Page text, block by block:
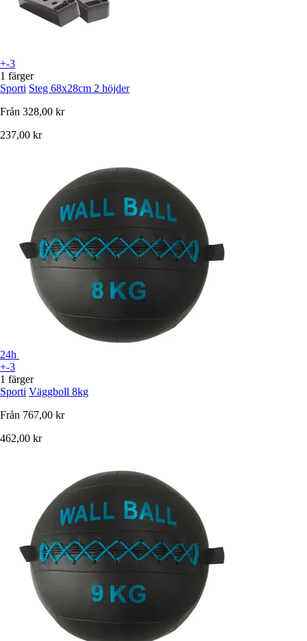
+-3
1 färger
Sporti Steg 68x28cm 2 höjder
Från 328,00 kr
237,00 kr
24h
+-3
1 färger
Sporti Väggboll 8kg
Från 767,00 kr
462,00 kr